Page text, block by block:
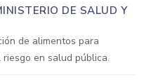
DE SALUD Y
de alimentos para
en salud pública.